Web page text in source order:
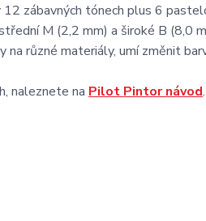
zábavných tónech plus 6
M (2,2 mm) a široké B (8,0
různé materiály, umí změnit
naleznete na Pilot Pintor návod.